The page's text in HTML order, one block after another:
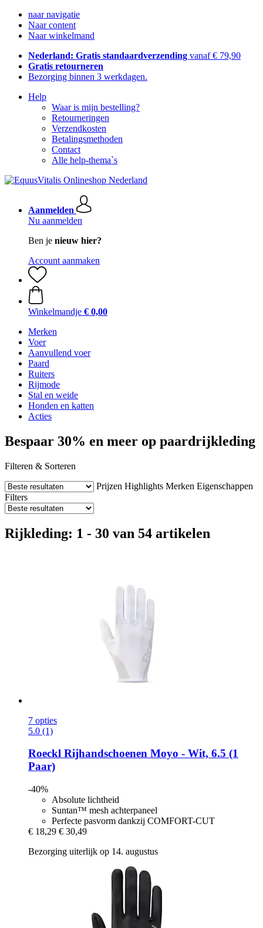
naar navigatie
Naar content
Naar winkelmand
Nederland: Gratis standaardverzending vanaf € 79,90
Gratis retourneren
Bezorging binnen 3 werkdagen.
Help
Waar is mijn bestelling?
Retourneringen
Verzendkosten
Betalingsmethoden
Contact
Alle help-thema`s
Aanmelden
Nu aanmelden
Ben je nieuw hier?
Account aanmaken
Winkelmandje € 0,00
Merken
Voer
Aanvullend voer
Paard
Ruiters
Rijmode
Stal en weide
Honden en katten
Acties
Bespaar 30% en meer op paardrijkleding
Filteren & Sorteren
Prijzen Highlights Merken Eigenschappen
Filters
Rijkleding: 1 - 30 van 54 artikelen
7 opties
5.0 (1)
Roeckl Rijhandschoenen Moyo -​ Wit, 6.5 (1
Paar)
-40%
Absolute lichtheid
Suntan™ mesh achterpaneel
Perfecte pasvorm dankzij COMFORT-CUT
€ 18,29 € 30,49
Bezorging uiterlijk op 14. augustus